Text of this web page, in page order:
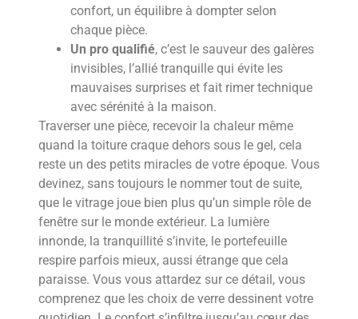
confort, un équilibre à dompter selon
chaque pièce.
Un pro qualifié, c’est le sauveur des galères
invisibles, l’allié tranquille qui évite les
mauvaises surprises et fait rimer technique
avec sérénité à la maison.
Traverser une pièce, recevoir la chaleur même
quand la toiture craque dehors sous le gel, cela
reste un des petits miracles de votre époque. Vous
devinez, sans toujours le nommer tout de suite,
que le vitrage joue bien plus qu’un simple rôle de
fenêtre sur le monde extérieur. La lumière
innonde, la tranquillité s’invite, le portefeuille
respire parfois mieux, aussi étrange que cela
paraisse. Vous vous attardez sur ce détail, vous
comprenez que les choix de verre dessinent votre